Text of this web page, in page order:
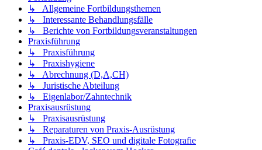
↳ Allgemeine Fortbildungsthemen
↳ Interessante Behandlungsfälle
↳ Berichte von Fortbildungsveranstaltungen
Praxisführung
↳ Praxisführung
↳ Praxishygiene
↳ Abrechnung (D,A,CH)
↳ Juristische Abteilung
↳ Eigenlabor/Zahntechnik
Praxisausrüstung
↳ Praxisausrüstung
↳ Reparaturen von Praxis-Ausrüstung
↳ Praxis-EDV, SEO und digitale Fotografie